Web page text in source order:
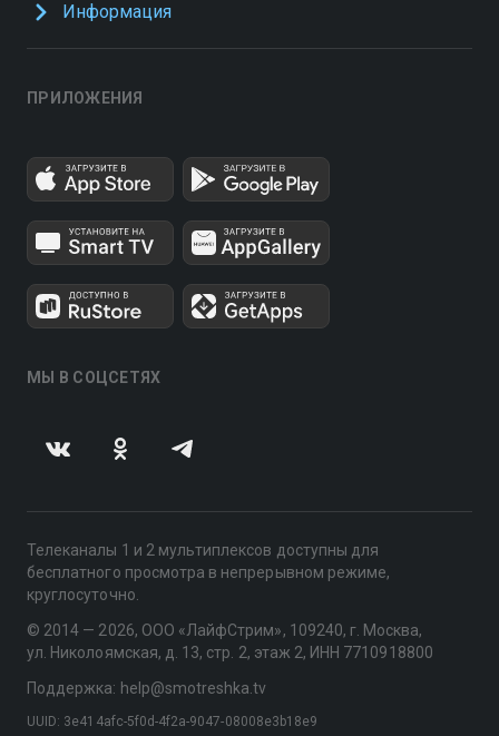
Информация
ПРИЛОЖЕНИЯ
МЫ В СОЦСЕТЯХ
Телеканалы 1 и 2 мультиплексов доступны для
бесплатного просмотра в непрерывном режиме,
круглосуточно.
© 2014 — 2026, ООО «ЛайфСтрим», 109240, г. Москва,
ул. Николоямская, д. 13, стр. 2, этаж 2, ИНН 7710918800
Поддержка: help@smotreshka.tv
UUID: 3e414afc-5f0d-4f2a-9047-08008e3b18e9